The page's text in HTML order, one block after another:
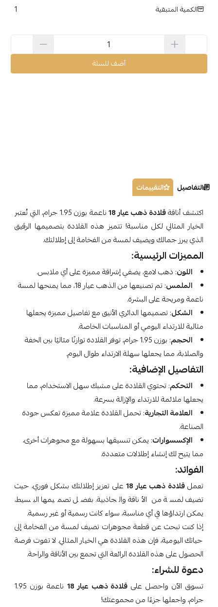
الكمية المتبقية 1
أضف للسلة
التفاصيل التقييمات
اكتشف أناقةقلادة ذهب عيار 18
ناعمة بوزن 1.95 جرام، التي تُعتبر
الخيار المثالي لكل مناسبة! تتميز هذه القلادة بتصميمها الرقيق
الذي يبرز جمالك ويضيف لمسة من الفخامة إلى إطلالتك.
المميزات الرئيسية:
اللون: ذهب لامع، يضفي إشراقة مميزة على أي ملابس.
الملمس
: تم تصنيعها من الذهب عيار 18، مما يمنحها لمسة
ناعمة ومريحة على البشرة.
الشكل: تصميمها الدائري الأنيق مع تفاصيل مميزة يجعلها
مثالية للارتداء اليومي أو المناسبات الخاصة.
الحجم
: بوزن 1.95 جرام، توفر القلادة توازنًا مثاليًا بين الخفة
والصلابة، مما يجعلها سهلة الارتداء طوال اليوم.
التفاصيل الإضافية:
التحكم: تحتوي القلادة على مشبك سهل الاستخدام، مما
يجعلها ملائمة للارتداء والإزالة بسرعة.
العلامة التجارية: تحمل القلادة علامة مميزة تعكس جودة
الصناعة.
الإكسسوارات: يمكن تنسيقها بسهولة مع مجوهرات أخرى،
مما يتيح لك إنشاء إطلالات متعددة.
الفوائد:
تعملقلادة ذهب عيار 18
على تعزيز إطلالتك بشكل فوري، حيث
تضيف لمسة من الأناقة والجاذبية. بفضل تصميمها البسيط،
يمكن ارتداؤها في أي مناسبة، سواء كانت رسمية أو غير رسمية.
إذا كنت تبحث عن قطعة مجوهرات تضيف لمسة من الفخامة إلى
حياتك اليومية، فإن هذه القلادة هي الخيار المثالي. لا تفوت فرصة
الحصول على هذه القلادة الرائعة التي تجمع بين الأناقة والراحة.
دعوة للشراء:
تسوق الآن واحصل على قلادة ذهب عيار 18
ناعمة بوزن 1.95
جرام، واجعلها جزءًا من مجموعتك!